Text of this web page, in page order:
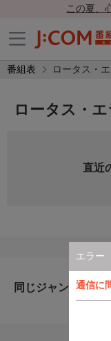
この夏、
番組表 ロータス・
エラー
通信に
ロータス・
直近
同じジャンルのお